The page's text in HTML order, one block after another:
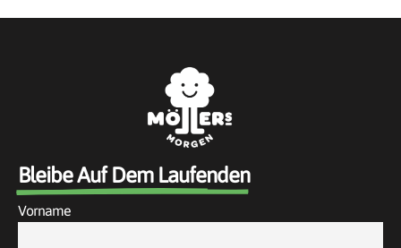
Bleibe Auf Dem Laufenden
Vorname